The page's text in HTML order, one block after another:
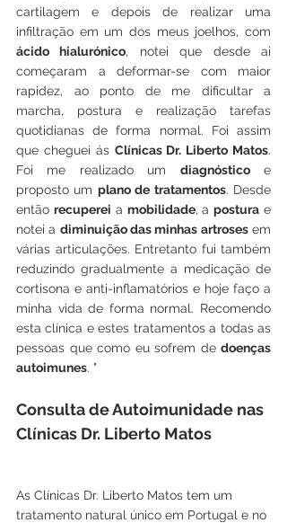
cartilagem e depois de realizar uma
ácido hialurónico, notei que desde ai
começaram a deformar-se com maior
rapidez, ao ponto de me dificultar a
marcha, postura e realização tarefas
quotidianas de forma normal. Foi assim
que cheguei ás Clínicas Dr. Liberto Matos.
Foi me realizado um diagnóstico e
proposto um plano de tratamentos. Desde
então recuperei a mobilidade, a postura e
notei a diminuição das minhas artroses em
várias articulações. Entretanto fui também
reduzindo gradualmente a medicação de
cortisona e anti-inflamatórios e hoje faço a
minha vida de forma normal. Recomendo
esta clínica e estes tratamentos a todas as
pessoas que como eu sofrem de doenças
autoimunes. "
Consulta de Autoimunidade nas
Clínicas Dr. Liberto Matos
As Clínicas Dr. Liberto Matos tem um
tratamento natural único em Portugal e no